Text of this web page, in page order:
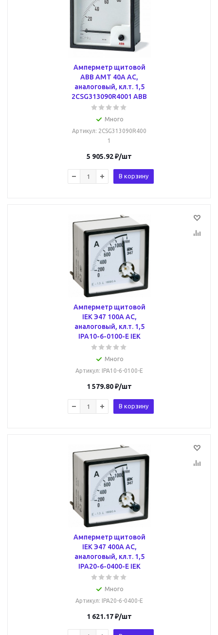
Амперметр щитовой
ABB AMT 40А AC,
аналоговый, кл.т. 1,5
2CSG313090R4001 ABB
Много
Артикул: 2CSG313090R400
1
5 905.92₽/шт
В корзину
Амперметр щитовой
IEK Э47 100А AC,
аналоговый, кл.т. 1,5
IPA10-6-0100-E IEK
Много
Артикул: IPA10-6-0100-E
1 579.80₽/шт
В корзину
Амперметр щитовой
IEK Э47 400А AC,
аналоговый, кл.т. 1,5
IPA20-6-0400-E IEK
Много
Артикул: IPA20-6-0400-E
1 621.17₽/шт